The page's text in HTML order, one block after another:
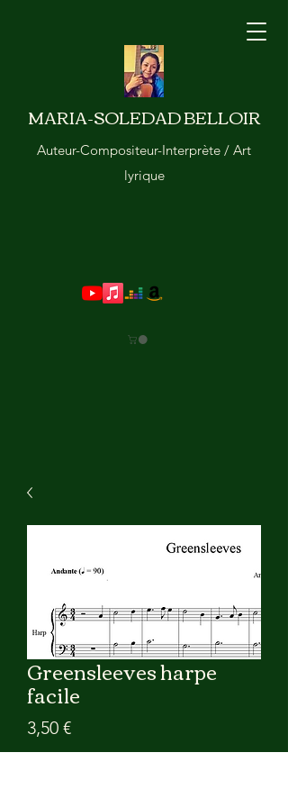
MARIA-SOLEDAD BELLOIR
Auteur-Compositeur-Interprète / Art
lyrique
Greensleeves harpe
facile
3,50 €Prix